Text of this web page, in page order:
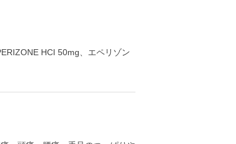
HCI 50mg、エペリゾン